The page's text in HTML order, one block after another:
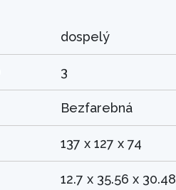
dospelý
3
Bezfarebná
137 x 127 x 74
12.7 x 35.56 x 30.48